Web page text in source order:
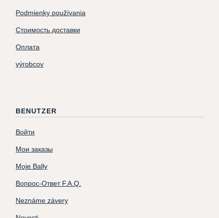
Podmienky používania
Стоимость доставки
Оплата
výrobcov
BENUTZER
Войти
Мои заказы
Moje Bally
Вопрос-Ответ F.A.Q.
Neznáme závery